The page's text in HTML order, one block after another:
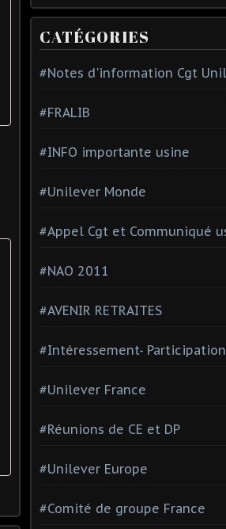
CATÉGORIES
#Notes d'information Cgt
#FRALIB
#INFO importante usine
#Unilever Monde
#Appel Cgt et Communiqué
#NAO 2011
#AVENIR RETRAITES
#Intéressement-
#Unilever France
#Réunions de CE et DP
#Unilever Europe
#Comité de groupe France